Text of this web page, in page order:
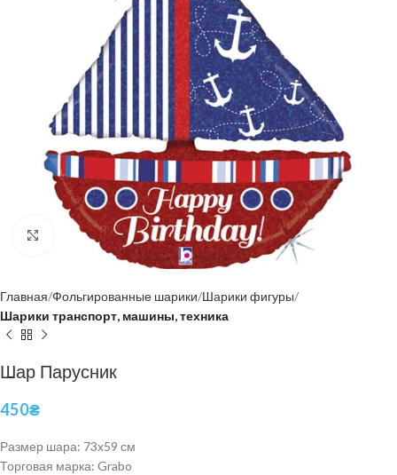
Нажмите, чтобы увеличить
Главная Фольгированные шарики Шарики фигуры
Шарики транспорт, машины, техника
Шар Парусник
450₴
Размер шара: 73х59 см
Торговая марка: Grabo